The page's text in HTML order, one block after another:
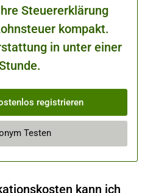
Steuererklärung
kompakt.
in unter einer
registrieren
Testen
kann ich